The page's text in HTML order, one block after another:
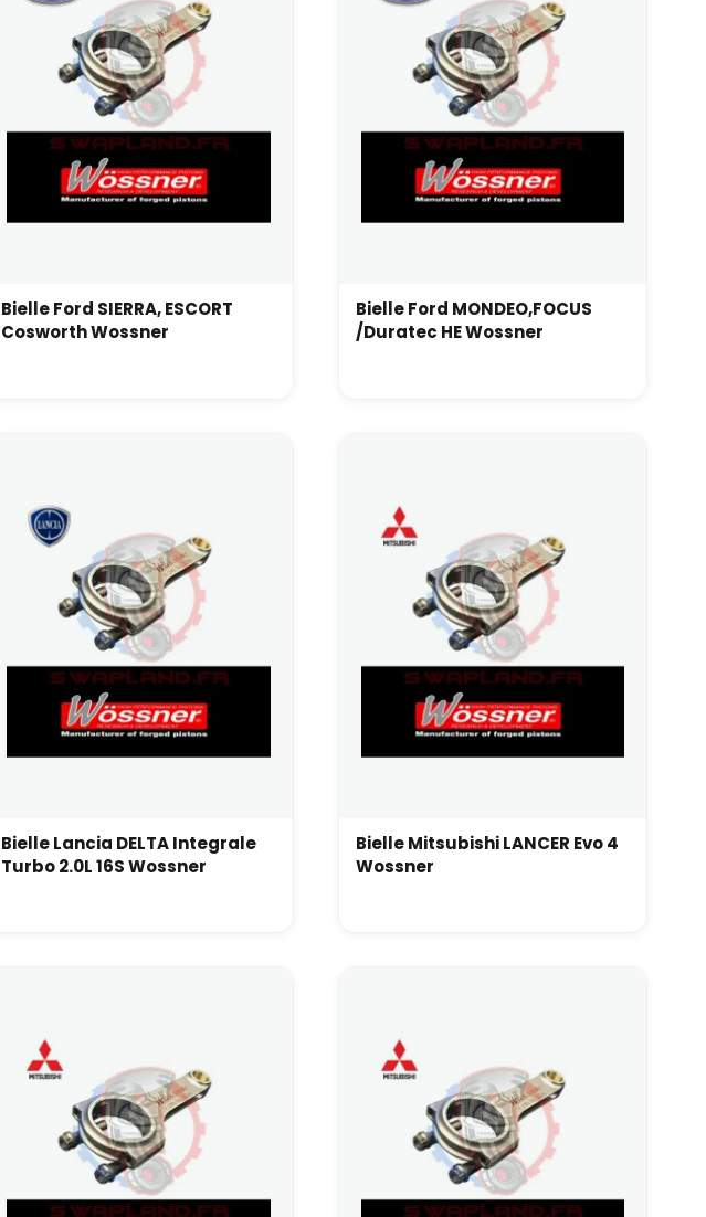
Bielle Ford SIERRA, ESCORT
Cosworth Wossner
Bielle Ford MONDEO,FOCUS
/Duratec HE Wossner
Bielle Lancia DELTA Integrale
Turbo 2.0L 16S Wossner
Bielle Mitsubishi LANCER Evo 4
Wossner